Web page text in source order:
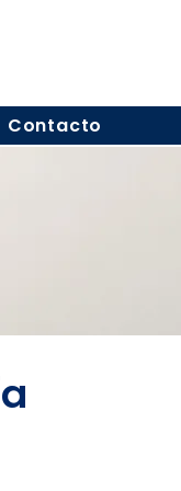
Contacto